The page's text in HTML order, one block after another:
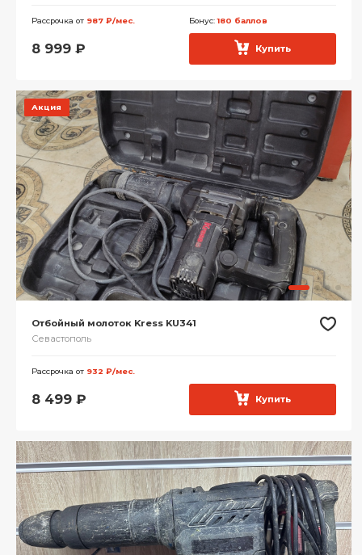
Рассрочка от 987 ₽/мес. Бонус:180 баллов
8 999 ₽ Купить
Акция
Отбойный молоток Kress KU341
Севастополь
Рассрочка от 932 ₽/мес.
8 499 ₽ Купить